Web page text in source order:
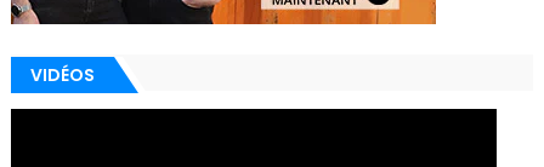
VIDÉOS